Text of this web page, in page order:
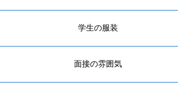
学生の服装
面接の雰囲気